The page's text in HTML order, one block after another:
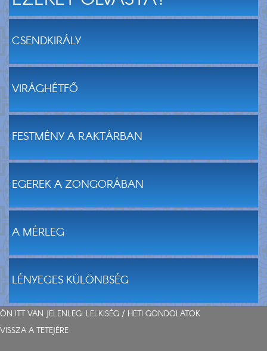
CSENDKIRÁLY
VIRÁGHÉTFŐ
FESTMÉNY A RAKTÁRBAN
EGEREK A ZONGORÁBAN
A MÉRLEG
LÉNYEGES KÜLÖNBSÉG
ÖN ITT VAN JELENLEG: LELKISÉG / HETI GONDOLATOK
VISSZA A TETEJÉRE